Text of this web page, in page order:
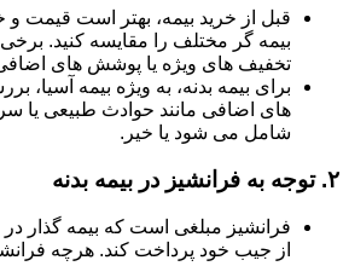
قبل از خرید بیمه، بهتر است
بیمه گر مختلف را مقایسه کنید.
تخفیف های ویژه یا پوشش های اضافی
برای بیمه بدنه، به ویژه بیمه آسیا،
های اضافی مانند حوادث طبیعی یا
شامل می شود یا خیر.
۲. توجه به فرانشیز در بیمه بدنه
فرانشیز مبلغی است که بیمه گذار در
از جیب خود پرداخت کند. هرچه